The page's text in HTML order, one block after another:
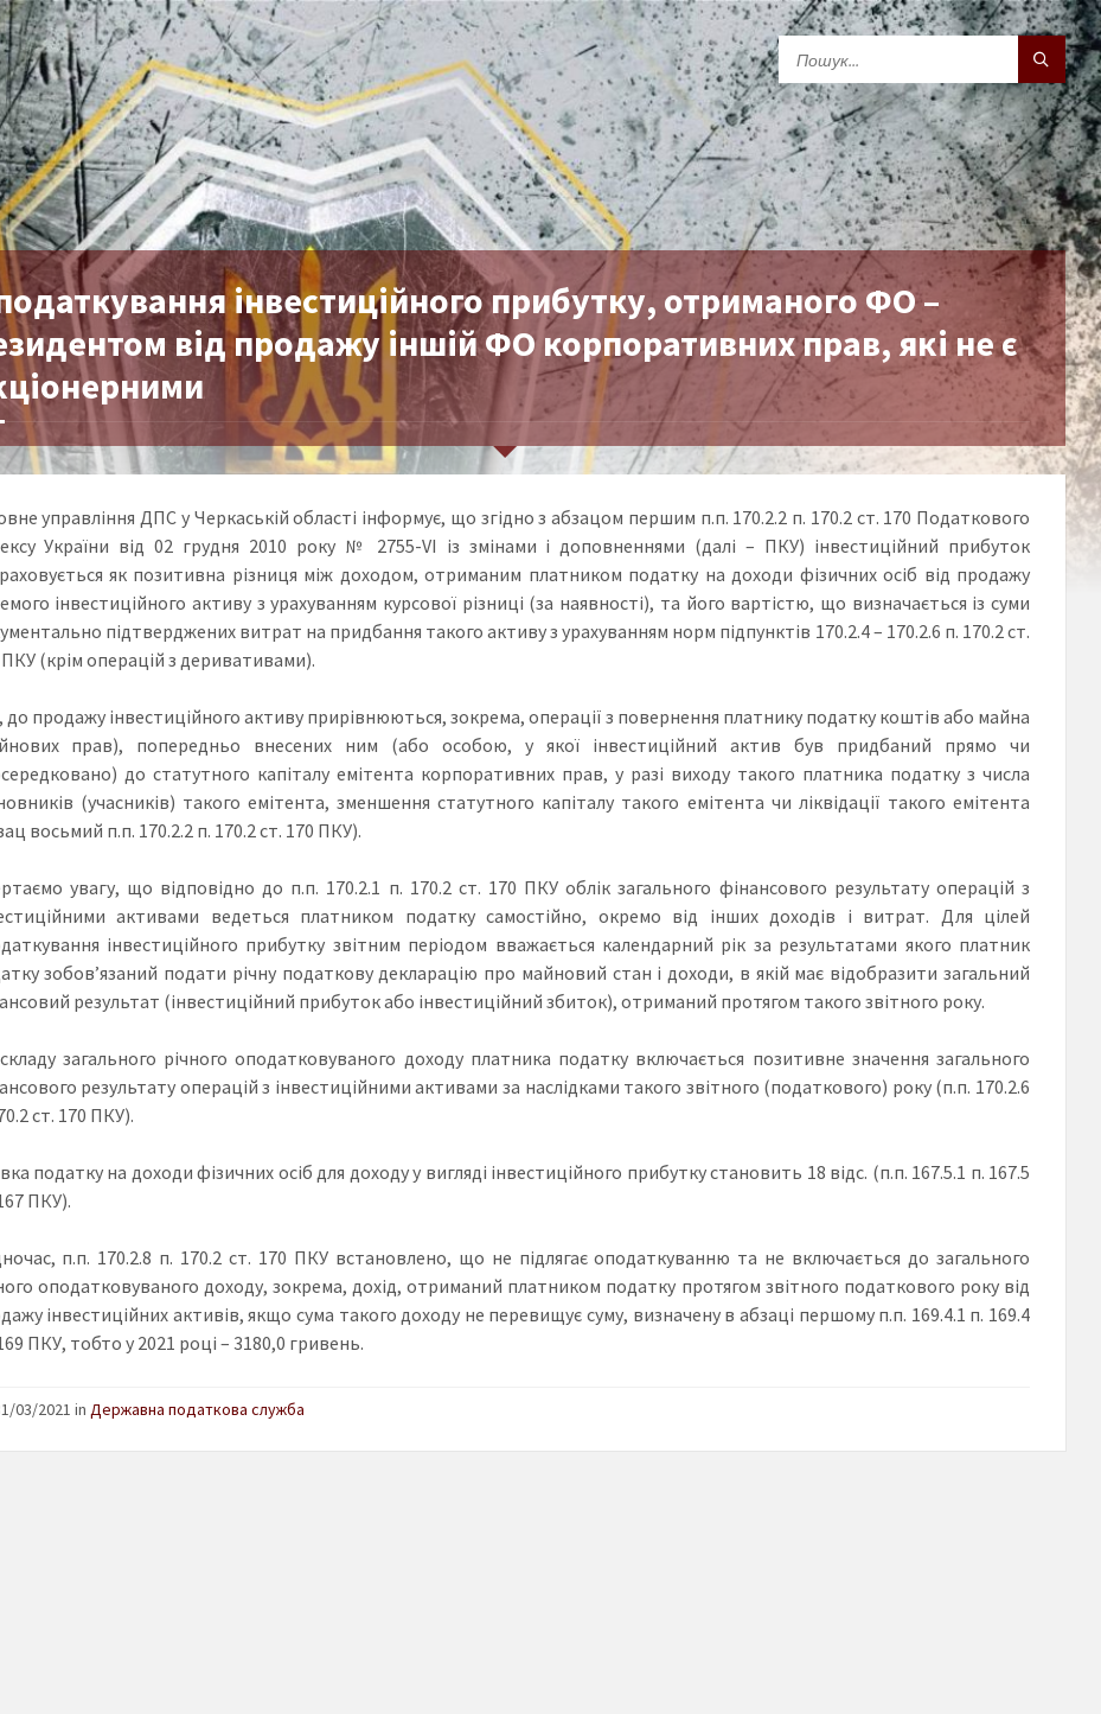
інвестиційного прибутку, отриманого ФО –
від продажу іншій ФО корпоративних прав, які не є
управління ДПС у Черкаській області інформує, що згідно з абзацом першим п.п. 170.2.2 п. 170.2 ст. 170 Податкового
України від 02 грудня 2010 року № 2755-VІ із змінами і доповненнями (далі – ПКУ) інвестиційний прибуток
як позитивна різниця між доходом, отриманим платником податку на доходи фізичних осіб від продажу
інвестиційного активу з урахуванням курсової різниці (за наявності), та його вартістю, що визначається із суми
підтверджених витрат на придбання такого активу з урахуванням норм підпунктів 170.2.4 – 170.2.6 п. 170.2 ст.
ПКУ (крім операцій з деривативами).
до продажу інвестиційного активу прирівнюються, зокрема, операції з повернення платнику податку коштів або майна
прав), попередньо внесених ним (або особою, у якої інвестиційний актив був придбаний прямо чи
до статутного капіталу емітента корпоративних прав, у разі виходу такого платника податку з числа
(учасників) такого емітента, зменшення статутного капіталу такого емітента чи ліквідації такого емітента
восьмий п.п. 170.2.2 п. 170.2 ст. 170 ПКУ).
увагу, що відповідно до п.п. 170.2.1 п. 170.2 ст. 170 ПКУ облік загального фінансового результату операцій з
активами ведеться платником податку самостійно, окремо від інших доходів і витрат. Для цілей
інвестиційного прибутку звітним періодом вважається календарний рік за результатами якого платник
зобов’язаний подати річну податкову декларацію про майновий стан і доходи, в якій має відобразити загальний
результат (інвестиційний прибуток або інвестиційний збиток), отриманий протягом такого звітного року.
загального річного оподатковуваного доходу платника податку включається позитивне значення загального
результату операцій з інвестиційними активами за наслідками такого звітного (податкового) року (п.п. 170.2.6
ст. 170 ПКУ).
податку на доходи фізичних осіб для доходу у вигляді інвестиційного прибутку становить 18 відс. (п.п. 167.5.1 п. 167.5
ПКУ).
п.п. 170.2.8 п. 170.2 ст. 170 ПКУ встановлено, що не підлягає оподаткуванню та не включається до загального
оподатковуваного доходу, зокрема, дохід, отриманий платником податку протягом звітного податкового року від
інвестиційних активів, якщо сума такого доходу не перевищує суму, визначену в абзаці першому п.п. 169.4.1 п. 169.4
ПКУ, тобто у 2021 році – 3180,0 гривень.
03/2021 in Державна податкова служба